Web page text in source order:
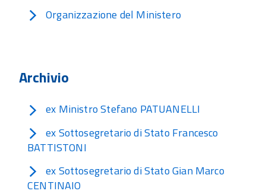
Organizzazione del Ministero
Archivio
ex Ministro Stefano PATUANELLI
ex Sottosegretario di Stato Francesco
BATTISTONI
ex Sottosegretario di Stato Gian Marco
CENTINAIO